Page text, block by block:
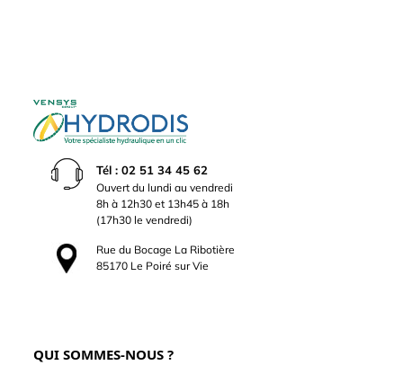
Tél : 02 51 34 45 62
Ouvert du lundi au vendredi
8h à 12h30 et 13h45 à 18h
(17h30 le vendredi)
Rue du Bocage La Ribotière
85170 Le Poiré sur Vie
QUI SOMMES-NOUS ?